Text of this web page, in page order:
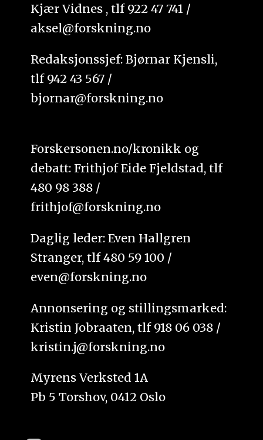
Kjær Vidnes , tlf 922 47 741 /
aksel@forskning.no
Redaksjonssjef: Bjørnar Kjensli,
tlf 942 43 567 /
bjornar@forskning.no
Forskersonen.no/kronikk og
debatt: Frithjof Eide Fjeldstad, tlf
480 98 388 /
frithjof@forskning.no
Daglig leder: Even Hallgren
Stranger, tlf 480 59 100 /
even@forskning.no
Annonsering og stillingsmarked:
Kristin Jobraaten, tlf 918 06 038 /
kristin.j@forskning.no
Myrens Verksted 1A
Pb 5 Torshov, 0412 Oslo